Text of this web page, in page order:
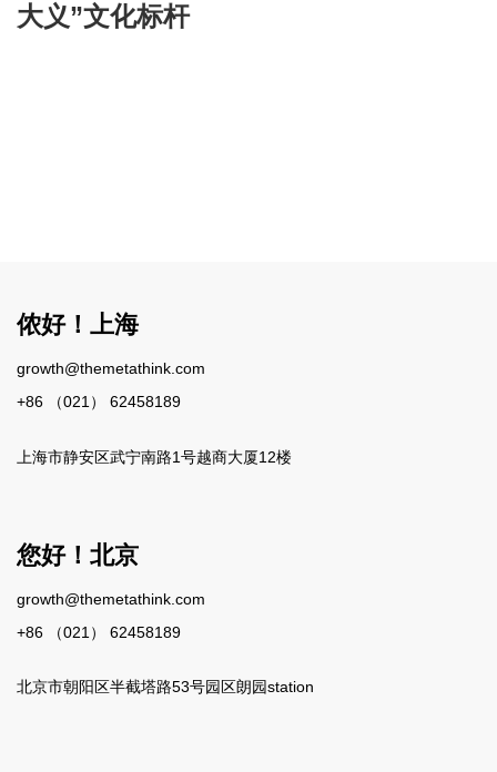
大义”文化标杆
侬好！上海
growth@themetathink.com
+86 （021） 62458189
上海市静安区武宁南路1号越商大厦12楼
您好！北京
growth@themetathink.com
+86 （021） 62458189
北京市朝阳区半截塔路53号园区朗园station